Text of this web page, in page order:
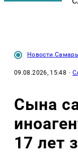
Новости
09.08.2026, 15:48 ·
Сына
17 лет